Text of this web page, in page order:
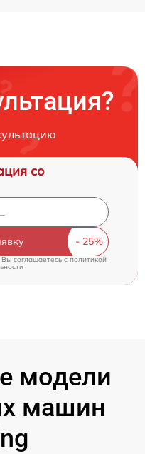
со
Вы соглашаетесь cполитикой
модели
машин